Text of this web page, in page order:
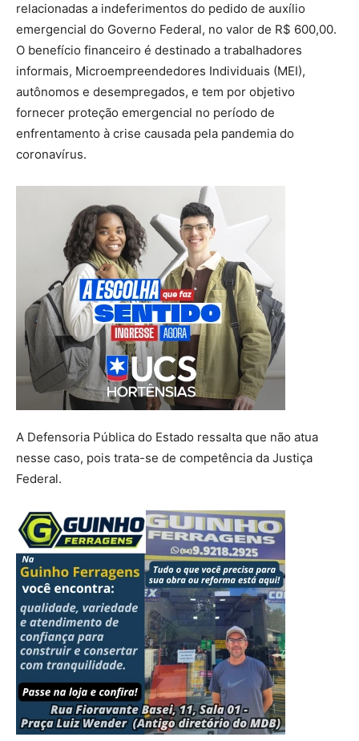
relacionadas a indeferimentos do pedido de auxílio
emergencial do Governo Federal, no valor de R$ 600,00.
O benefício financeiro é destinado a trabalhadores
informais, Microempreendedores Individuais (MEI),
autônomos e desempregados, e tem por objetivo
fornecer proteção emergencial no período de
enfrentamento à crise causada pela pandemia do
coronavírus.
A Defensoria Pública do Estado ressalta que não atua
nesse caso, pois trata-se de competência da Justiça
Federal.